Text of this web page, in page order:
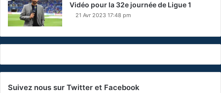
Vidéo pour la 32e journée de Ligue 1
21 Avr 2023 17:48 pm
Suivez nous sur Twitter et Facebook